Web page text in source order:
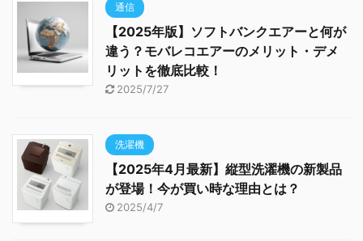
通信
【2025年版】ソフトバンクエアーと何が
違う？モバレコエアーのメリット・デメ
リットを徹底比較！
2025/7/27
洗濯機
【2025年4月最新】縦型洗濯機の新製品
が登場！今が買い時な理由とは？
2025/4/7